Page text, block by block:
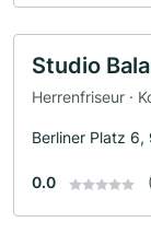
Studio
Herrenfriseur ·
Berliner Platz
0.0